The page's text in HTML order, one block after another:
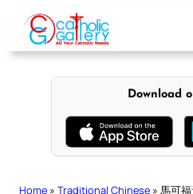
content
Download
Home » Traditional Chinese » 馬可